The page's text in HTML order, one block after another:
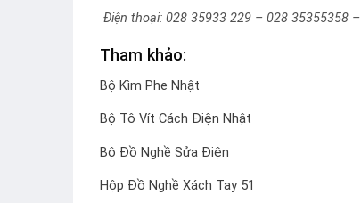
Điện thoại: 028 35933 229 – 028 35355358 –
Tham khảo:
Bộ Kìm Phe Nhật
Bộ Tô Vít Cách Điện Nhật
Bộ Đồ Nghề Sửa Điện
Hộp Đồ Nghề Xách Tay 51